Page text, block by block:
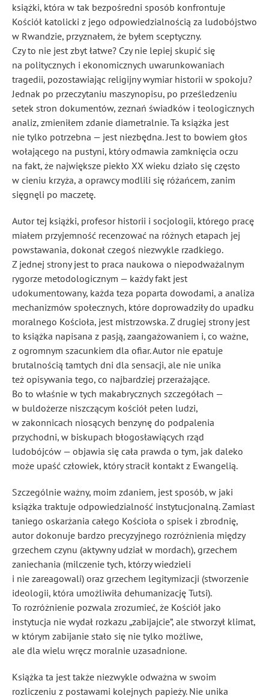
książki, która w tak bezpośredni sposób konfrontuje
Kościół katolicki z jego odpowiedzialnością za ludobójstwo
w Rwandzie, przyznałem, że byłem sceptyczny.
Czy to nie jest zbyt łatwe? Czy nie lepiej skupić się
na politycznych i ekonomicznych uwarunkowaniach
tragedii, pozostawiając religijny wymiar historii w spokoju?
Jednak po przeczytaniu maszynopisu, po prześledzeniu
setek stron dokumentów, zeznań świadków i teologicznych
analiz, zmieniłem zdanie diametralnie. Ta książka jest
nie tylko potrzebna — jest niezbędna. Jest to bowiem głos
wołającego na pustyni, który odmawia zamknięcia oczu
na fakt, że największe piekło XX wieku działo się często
w cieniu krzyża, a oprawcy modlili się różańcem, zanim
sięgnęli po maczetę.
Autor tej książki, profesor historii i socjologii, którego pracę
miałem przyjemność recenzować na różnych etapach jej
powstawania, dokonał czegoś niezwykle rzadkiego.
Z jednej strony jest to praca naukowa o niepodważalnym
rygorze metodologicznym — każdy fakt jest
udokumentowany, każda teza poparta dowodami, a analiza
mechanizmów społecznych, które doprowadziły do upadku
moralnego Kościoła, jest mistrzowska. Z drugiej strony jest
to książka napisana z pasją, zaangażowaniem i, co ważne,
z ogromnym szacunkiem dla ofiar. Autor nie epatuje
brutalnością tamtych dni dla sensacji, ale nie unika
też opisywania tego, co najbardziej przerażające.
Bo to właśnie w tych makabrycznych szczegółach —
w buldożerze niszczącym kościół pełen ludzi,
w zakonnicach niosących benzynę do podpalenia
przychodni, w biskupach błogosławiących rząd
ludobójców — objawia się cała prawda o tym, jak daleko
może upaść człowiek, który stracił kontakt z Ewangelią.
Szczególnie ważny, moim zdaniem, jest sposób, w jaki
książka traktuje odpowiedzialność instytucjonalną. Zamiast
taniego oskarżania całego Kościoła o spisek i zbrodnię,
autor dokonuje bardzo precyzyjnego rozróżnienia między
grzechem czynu (aktywny udział w mordach), grzechem
zaniechania (milczenie tych, którzy wiedzieli
i nie zareagowali) oraz grzechem legitymizacji (stworzenie
ideologii, która umożliwiła dehumanizację Tutsi).
To rozróżnienie pozwala zrozumieć, że Kościół jako
instytucja nie wydał rozkazu „zabijajcie”, ale stworzył klimat,
w którym zabijanie stało się nie tylko możliwe,
ale dla wielu wręcz moralnie uzasadnione.
Książka ta jest także niezwykle odważna w swoim
rozliczeniu z postawami kolejnych papieży. Nie unika